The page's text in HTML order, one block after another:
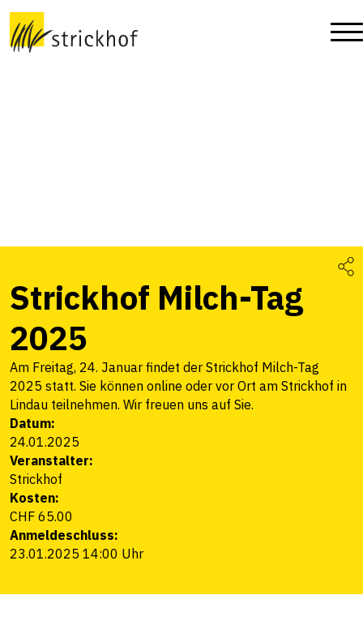
Strickhof Milch-Tag
2025
Am Freitag, 24. Januar findet der Strickhof Milch-Tag
2025 statt. Sie können online oder vor Ort am Strickhof in
Lindau teilnehmen. Wir freuen uns auf Sie.
Datum:
24.01.2025
Veranstalter:
Strickhof
Kosten:
CHF 65.00
Anmeldeschluss:
23.01.2025 14:00 Uhr